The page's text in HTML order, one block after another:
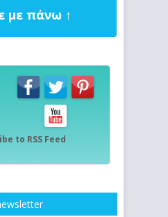
με πάνω ↑
to RSS Feed